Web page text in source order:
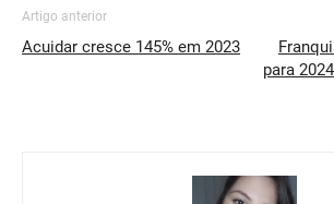
Artigo anterior
Acuidar cresce 145% em 2023
para